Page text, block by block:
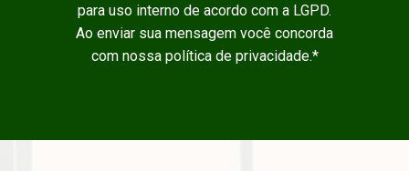
para uso interno de acordo com a LGPD.
Ao enviar sua mensagem você concorda
com nossa política de privacidade.*